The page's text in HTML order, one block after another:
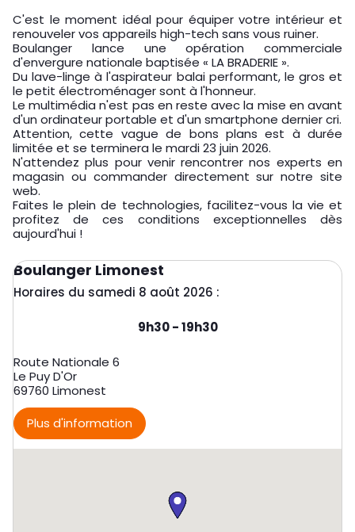
C'est le moment idéal pour équiper votre intérieur et
renouveler vos appareils high-tech sans vous ruiner.
Boulanger lance une opération commerciale
d'envergure nationale baptisée « LA BRADERIE ».
Du lave-linge à l'aspirateur balai performant, le gros et
le petit électroménager sont à l'honneur.
Le multimédia n'est pas en reste avec la mise en avant
d'un ordinateur portable et d'un smartphone dernier cri.
Attention, cette vague de bons plans est à durée
limitée et se terminera le mardi 23 juin 2026.
N'attendez plus pour venir rencontrer nos experts en
magasin ou commander directement sur notre site
web.
Faites le plein de technologies, facilitez-vous la vie et
profitez de ces conditions exceptionnelles dès
aujourd'hui !
Boulanger Limonest
Horaires du samedi 8 août 2026 :
Day of the Week
9h30-19h30
Route Nationale 6
Le Puy D'Or
69760 Limonest
Plus d'information